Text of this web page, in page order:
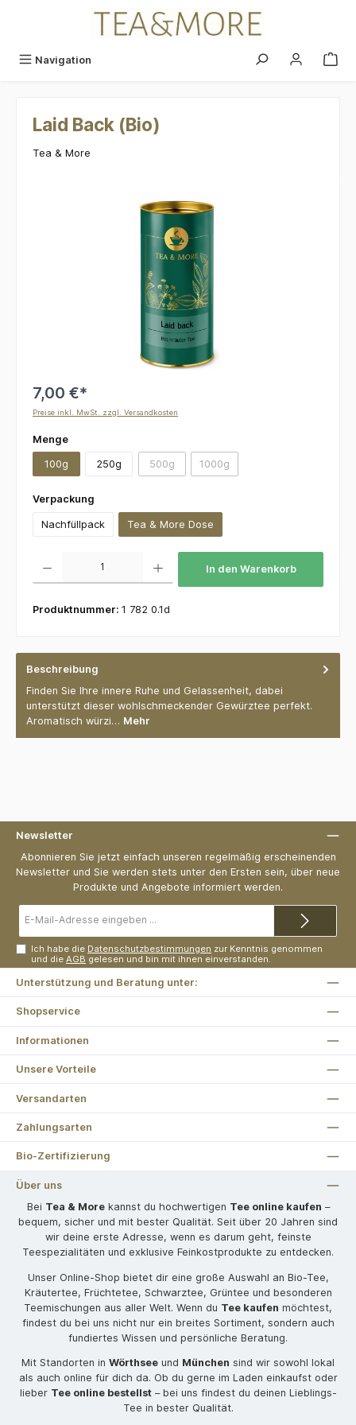
Navigation
Laid Back (Bio)
Tea & More
Bildergalerie überspringen
7,00 €*
Preise inkl. MwSt. zzgl. Versandkosten
Mengeauswählen
100g 250g 500g(Diese Option ist zurzeit nicht verfügbar.)
1000g(Diese Option ist zurzeit nicht
Verpackung
Nachfüllpack Tea & More Dose
In den Warenkorb
Produktnummer: 1 782 0.1d
Beschreibung
Finden Sie Ihre innere Ruhe und Gelassenheit, dabei
unterstützt dieser wohlschmeckender Gewürztee perfekt.
Aromatisch würzi… Mehr
Newsletter
Abonnieren Sie jetzt einfach unseren regelmäßig erscheinenden
Newsletter und Sie werden stets unter den Ersten sein, über neue
Produkte und Angebote informiert werden.
Mail-
Ich habe die Datenschutzbestimmungen zur Kenntnis genommen
und dieAGB gelesen und bin mit ihnen einverstanden.
Unterstützung und Beratung unter:
Shopservice
Informationen
Unsere Vorteile
Versandarten
Zahlungsarten
Bio-Zertifizierung
Über uns
Bei Tea & Morekannst du hochwertigen Tee online kaufen –
bequem, sicher und mit bester Qualität. Seit über 20 Jahren sind
wir deine erste Adresse, wenn es darum geht, feinste
Teespezialitäten und exklusive Feinkostprodukte zu entdecken.
Unser Online-Shop bietet dir eine große Auswahl an Bio-Tee,
Kräutertee, Früchtetee, Schwarztee, Grüntee und besonderen
Teemischungen aus aller Welt. Wenn du Tee kaufen möchtest,
findest du bei uns nicht nur ein breites Sortiment, sondern auch
fundiertes Wissen und persönliche Beratung.
Mit Standorten in Wörthsee und München sind wir sowohl lokal
als auch online für dich da. Ob du gerne im Laden einkaufst oder
lieber Tee online bestellst– bei uns findest du deinen Lieblings-
Tee in bester Qualität.